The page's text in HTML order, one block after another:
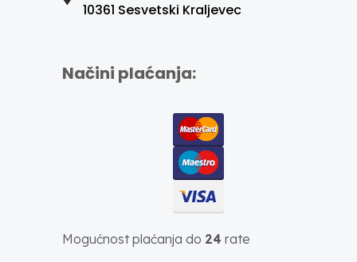
10361 Sesvetski Kraljevec
Načini plaćanja:
Mogućnost plaćanja do 24 rate